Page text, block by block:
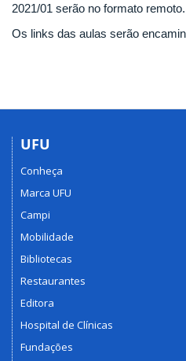
2021/01 serão no formato remoto.
Os links das aulas serão
UFU
Conheça
Marca UFU
Campi
Mobilidade
Bibliotecas
Restaurantes
Editora
Hospital de Clínicas
Fundações